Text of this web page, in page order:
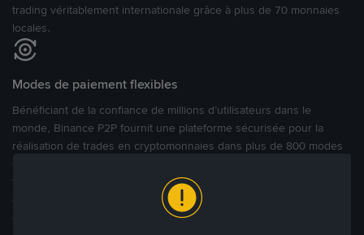
trading véritablement internationale grâce à plus de 70 monnaies
locales.
Modes de paiement flexibles
Bénéficiant de la confiance de millions d’utilisateurs dans le
monde, Binance P2P fournit une plateforme sécurisée pour la
réalisation de trades en cryptomonnaies dans plus de 800 modes
facilement acheter, vendre et trader des cryptomonnaies
directement avec d’autres utilisateurs, tout en définissant leurs prix
et leurs modes de paiement préférés sur une Marketplace de